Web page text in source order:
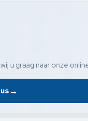
u graag naar onze
→